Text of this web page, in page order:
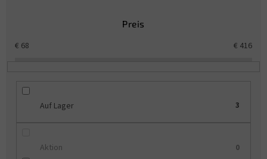
Preis
€ 68 € 416
Auf Lager 3
Aktion 0